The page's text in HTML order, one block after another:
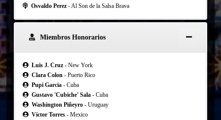
Osvaldo Perez - Al Son de la Salsa Brava
Miembros Honorarios
Luis J. Cruz- New York
Clara Colon- Puerto Rico
Pupi Garcia- Cuba
Gustavo 'Cubiche' Sala- Cuba
Washington Piñeyro - Uruguay
Víctor Torres - Mexico